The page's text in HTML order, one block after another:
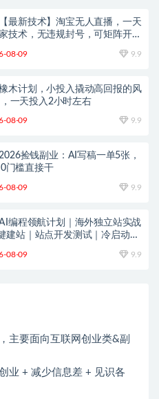
最新技术】淘宝无人直播，一天
技术，无违规封号，可矩阵开
08-09 9.9
木计划，小投入撬动高回报的风
一天投入2小时左右
08-09 9.9
捡钱副业：AI写稿一单5张，
门槛直接干
08-09 9.9
编程领航计划｜海外独立站实战
建站｜站点开发测试｜冷启动引
08-09 9.9
主要面向互联网创业类&副
业 + 减少信息差 + 见识各